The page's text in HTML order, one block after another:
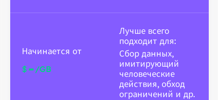
Начинается от
$- /GB
Лучше всего
подходит для:
Сбор данных,
имитирующий
человеческие
действия, обход
ограничений и др.